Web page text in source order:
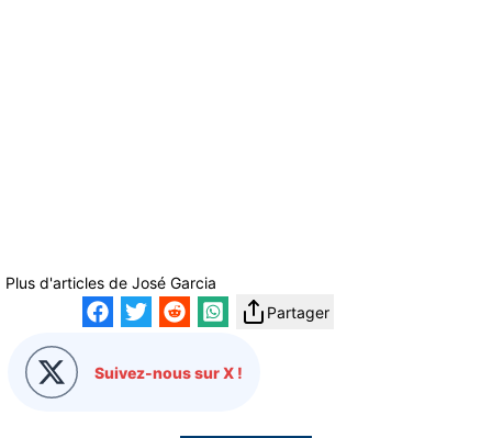
Plus d'articles de José Garcia
Partager
Suivez-nous sur X !